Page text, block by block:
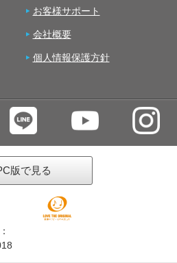
お客様サポート
会社概要
個人情報保護方針
版で見る